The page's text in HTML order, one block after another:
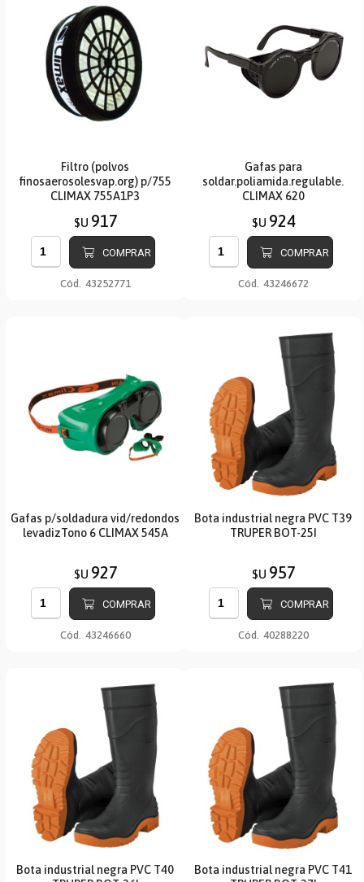
Filtro (polvos
finosaerosolesvap.org) p/755
CLIMAX 755A1P3
$U 917
COMPRAR
Cód. 43252771
Gafas para
soldar.poliamida.regulable.
CLIMAX 620
$U 924
COMPRAR
Cód. 43246672
Gafas p/soldadura vid/redondos
levadizTono 6 CLIMAX 545A
$U 927
COMPRAR
Cód. 43246660
Bota industrial negra PVC T39
TRUPER BOT-25I
$U 957
COMPRAR
Cód. 40288220
Bota industrial negra PVC T40
Bota industrial negra PVC T41